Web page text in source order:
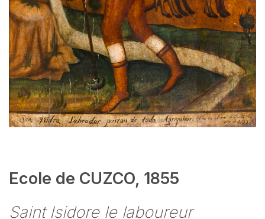
Ecole de CUZCO, 1855
Saint Isidore le laboureur